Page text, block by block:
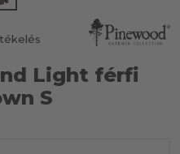
Light férfi
S